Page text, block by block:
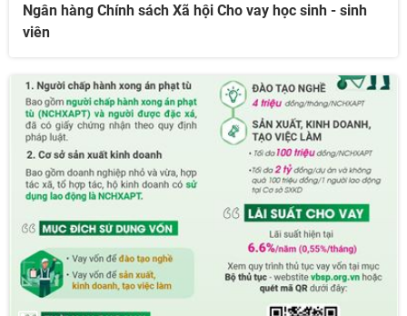
Ngân hàng Chính sách Xã hội Cho vay học sinh - sinh
viên